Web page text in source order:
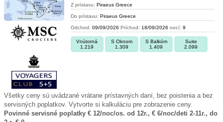
Z prístavu: Piraeus Greece
Do prístavu: Piraeus Greece
Odchod: 09/09/2026 Príchod: 18/09/2026 nocí: 9
Vnútorná
1.219
S Oknom
1.309
S Balkóm
1.409
Suite
2.099
Všetky ceny sú uvádzané vrátane prístavných daní, bez poistenia a bez
servisných poplatkov. Vytvorte si kalkuláciu pre zobrazenie ceny.
Povinné servisné poplatky € 12/noc/os. od 12r., € 6/noc/deti 2-11r., do